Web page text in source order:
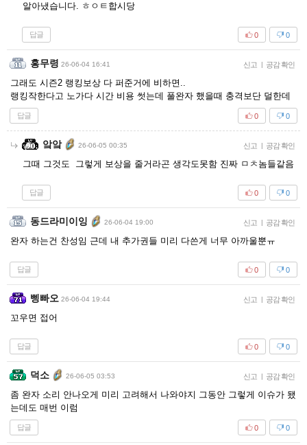
알아냈습니다. ㅎㅇㅌ합시당
답글 0
0
홍무령 26-06-04 16:41 신고 | 공감 확인
그래도 시즌2 랭킹보상 다 퍼준거에 비하면..
랭킹작한다고 노가다 시간 비용 썻는데 풀완자 했을때 충격보단 덜한데
답글 0
0
앜앜 26-06-05 00:35 신고 | 공감 확인
그때 그것도 그렇게 보상을 줄거라곤 생각도못함 진짜 ㅁㅊ놈들같음
답글 0
0
동드라미이잉 26-06-04 19:00 신고 | 공감 확인
완자 하는건 찬성임 근데 내 추가권들 미리 다쓴게 너무 아까울뿐ㅠ
답글 0
0
삥빠오 26-06-04 19:44 신고 | 공감 확인
꼬우면 접어
답글 0
0
덕소 26-06-05 03:53 신고 | 공감 확인
좀 완자 소리 안나오게 미리 고려해서 나와야지 그동안 그렇게 이슈가 됐
는데도 매번 이럼
답글 0
0